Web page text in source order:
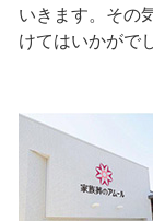
いきます。その
けてはいかがで